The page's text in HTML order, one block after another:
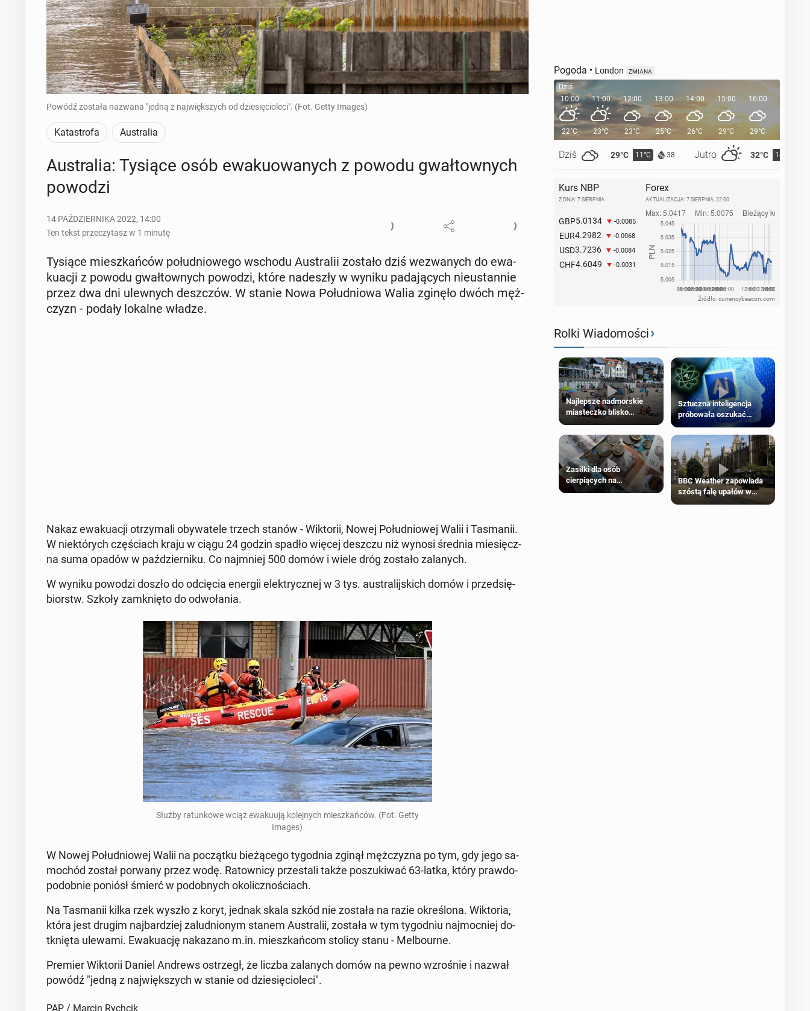
Powódź została nazwana "jedną z największych od dziesięcioleci". (Fot. Getty Images)
Katastrofa Australia
Au­stra­lia: Tysiące osób ewa­ku­owa­nych z powodu gwał­tow­nych
powodzi
14 PAŹDZIERNIKA 2022, 14:00
Ten tekst przeczytasz w 1 minutę
Tysiące miesz­kań­ców po­łu­dnio­we­go wschodu Au­stra­lii zostało dziś we­zwa­nych do ewa­
ku­acji z powodu gwał­tow­nych powodzi, które na­de­szły w wyniku pa­da­ją­cych nie­ustan­nie
przez dwa dni ulew­nych desz­czów. W stanie Nowa Po­łu­dnio­wa Walia zginęło dwóch męż­
czyzn - podały lokalne władze.
Nakaz ewa­ku­acji otrzy­ma­li oby­wa­te­le trzech stanów - Wik­to­rii, Nowej Po­łu­dnio­wej Walii i Ta­sma­nii.
W nie­któ­rych czę­ściach kraju w ciągu 24 godzin spadło więcej deszczu niż wynosi średnia mie­sięcz­
na suma opadów w paź­dzier­ni­ku. Co naj­mniej 500 domów i wiele dróg zostało za­la­nych.
W wyniku powodzi doszło do od­cię­cia energii elek­trycz­nej w 3 tys. au­stra­lij­skich domów i przed­się­
biorstw. Szkoły za­mknię­to do od­wo­ła­nia.
Służby ra­tun­ko­we wciąż ewa­ku­ują ko­lej­nych miesz­kań­ców. (Fot. Getty
Images)
W Nowej Po­łu­dnio­wej Walii na po­cząt­ku bie­żą­ce­go ty­go­dnia zginął męż­czy­zna po tym, gdy jego sa­
mo­chód został porwany przez wodę. Ra­tow­ni­cy prze­sta­li także po­szu­ki­wać 63-latka, który praw­do­
po­dob­nie poniósł śmierć w po­dob­nych oko­licz­no­ściach.
Na Ta­sma­nii kilka rzek wyszło z koryt, jednak skala szkód nie została na razie okre­ślo­na. Wik­to­ria,
która jest drugim naj­bar­dziej za­lud­nio­nym stanem Au­stra­lii, została w tym ty­go­dniu naj­moc­niej do­
tknię­ta ulewami. Ewa­ku­ację na­ka­za­no m.in. miesz­kań­com stolicy stanu - Mel­bo­ur­ne.
Premier Wik­to­rii Daniel Andrews ostrzegł, że liczba za­la­nych domów na pewno wzro­śnie i nazwał
powódź "jedną z naj­więk­szych w stanie od dzie­się­cio­le­ci".
PAP / Marcin Rychcik
Pogoda • London ZMIANA
Dziś
10:00
22°C
Dziś 29°C 11°C 38 Jutro 32°C 14°C
11:00
23°C
12:00
23°C
13:00
25°C
14:00
26°C
15:00
29°C
16:00
29°C
17:00
Kurs NBP
Z DNIA: 7 SIERPNIA
GBP5.0134 -0.0085
EUR4.2982 -0.0068
USD3.7236 -0.0084
CHF4.6049 -0.0031
Forex
AKTUALIZACJA: 7 SIERPNIA, 22:00
Źródło: currencybeacon.com
Rolki Wiadomości›
Najlepsze nadmorskie
miasteczko blisko
Londynu
Sztuczna inteligencja
próbowała oszukać
człowieka
Zasiłki dla osób
cierpiących na
schorzenia psychiczne
BBC Weather zapowiada
szóstą falę upałów w
Londynie